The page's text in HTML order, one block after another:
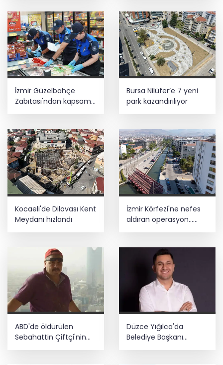
İzmir Güzelbahçe
Zabıtası'ndan kapsamlı
gıda denetimi
Bursa Nilüfer’e 7 yeni
park kazandırılıyor
Kocaeli'de Dilovası Kent
Meydanı hızlandı
İzmir Körfezi'ne nefes
aldıran operasyon...
ABD'de öldürülen
Sebahattin Çiftçi'nin
Düzce Yığılca'da
Belediye Başkanı